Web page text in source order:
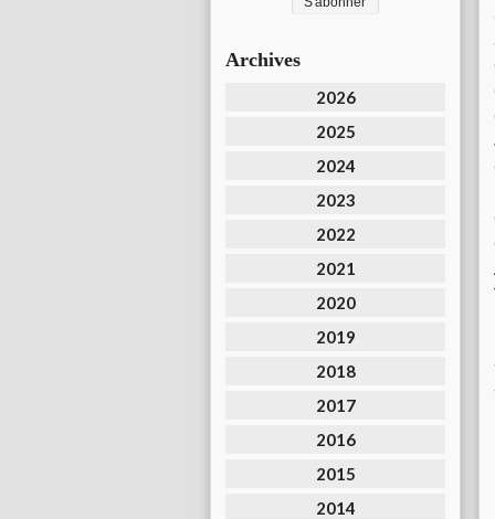
Archives
2026
2025
2024
2023
2022
2021
2020
2019
2018
2017
2016
2015
2014